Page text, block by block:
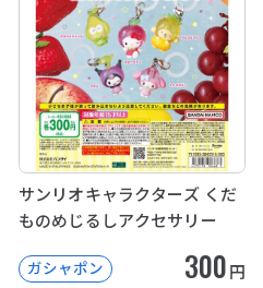
サンリオキャラクターズ くだ
ものめじるしアクセサリー
ガシャポン 300円